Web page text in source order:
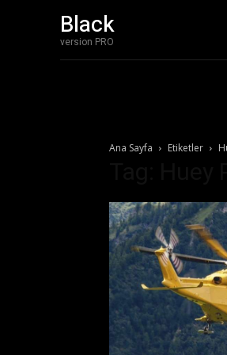
Black
version PRO
Ana Sayfa Etiketler